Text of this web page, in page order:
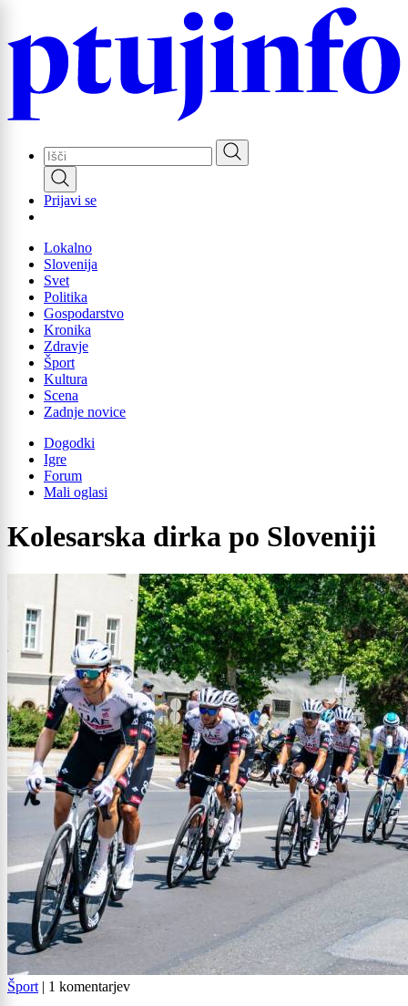
main
Prijavi se
Lokalno
Slovenija
Svet
Politika
Gospodarstvo
Kronika
Zdravje
Šport
Kultura
Scena
Zadnje novice
Dogodki
Igre
Forum
Mali oglasi
Kolesarska dirka po Sloveniji
Šport | 1 komentarjev